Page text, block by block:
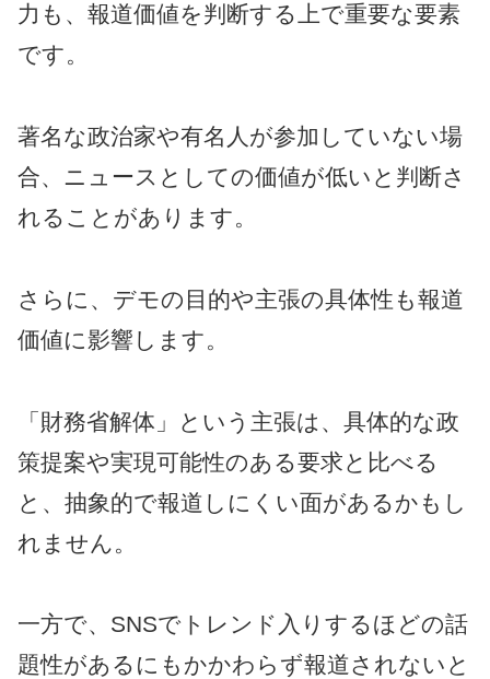
力も、報道価値を判断する上で重要な要素
です。
著名な政治家や有名人が参加していない場
合、ニュースとしての価値が低いと判断さ
れることがあります。
さらに、デモの目的や主張の具体性も報道
価値に影響します。
「財務省解体」という主張は、具体的な政
策提案や実現可能性のある要求と比べる
と、抽象的で報道しにくい面があるかもし
れません。
一方で、SNSでトレンド入りするほどの話
題性があるにもかかわらず報道されないと